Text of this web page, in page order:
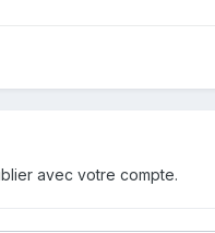
avec votre compte.